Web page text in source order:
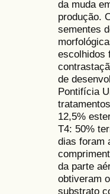
da muda
produção.
sementes
escolhidos
de
Pontifícia
12,5%
T4: 50%
dias foram
da parte
obtiveram
substrato